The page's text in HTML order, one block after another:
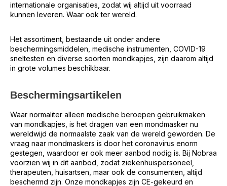
internationale organisaties, zodat wij altijd uit voorraad
kunnen leveren. Waar ook ter wereld.
Het assortiment, bestaande uit onder andere
beschermingsmiddelen, medische instrumenten, COVID-19
sneltesten en diverse soorten mondkapjes, zijn daarom altijd
in grote volumes beschikbaar.
Beschermingsartikelen
Waar normaliter alleen medische beroepen gebruikmaken
van mondkapjes, is het dragen van een mondmasker nu
wereldwijd de normaalste zaak van de wereld geworden. De
vraag naar mondmaskers is door het coronavirus enorm
gestegen, waardoor er ook meer aanbod nodig is. Bij Nobraa
voorzien wij in dit aanbod, zodat ziekenhuispersoneel,
therapeuten, huisartsen, maar ook de consumenten, altijd
beschermd zijn. Onze mondkapjes zijn CE-gekeurd en